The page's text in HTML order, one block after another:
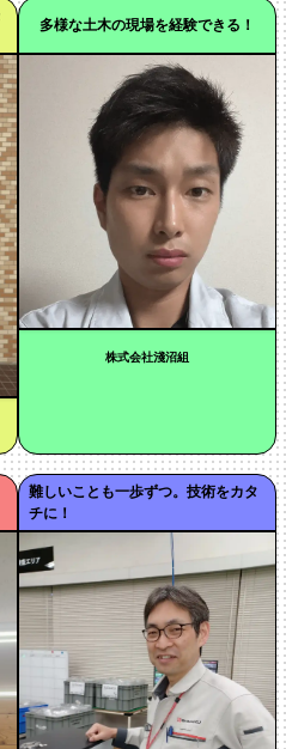
多様な土木の現場を経験できる！
株式会社淺沼組
難しいことも一歩ずつ。技術をカタ
チに！